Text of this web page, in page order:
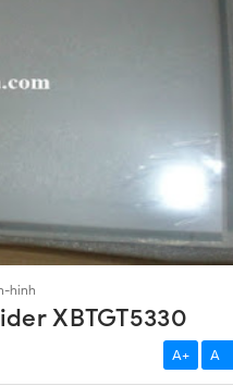
hinh
XBTGT5330
A+ A-